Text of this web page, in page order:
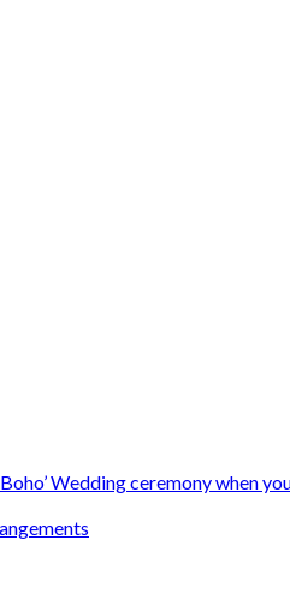
Wedding ceremony when